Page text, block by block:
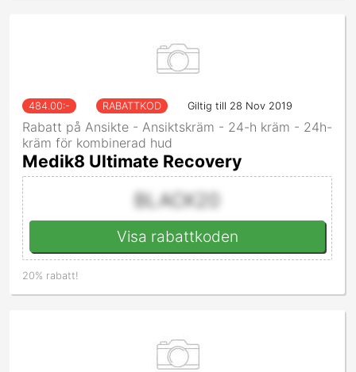
484.00:- RABATTKOD Giltig till 28 Nov 2019
Rabatt på Ansikte - Ansiktskräm - 24-h kräm - 24h-
kräm för kombinerad hud
Medik8 Ultimate Recovery
BLACK20
Visa rabattkoden
20% rabatt!